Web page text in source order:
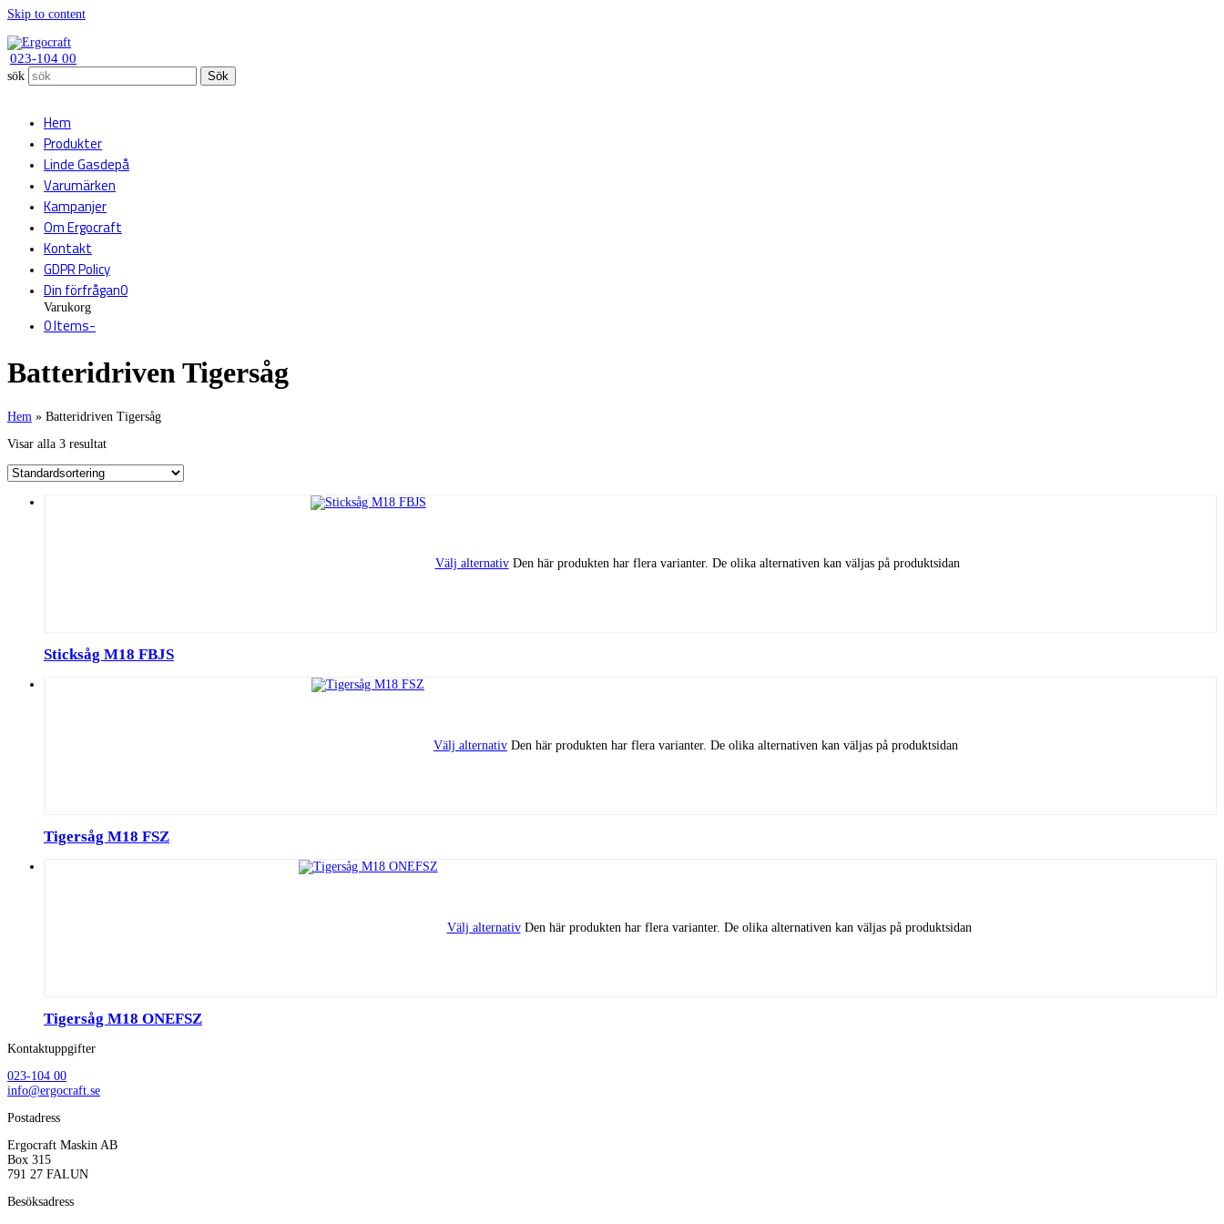
Skip to content
023-104 00
sök Sök
Hem
Produkter
Linde Gasdepå
Varumärken
Kampanjer
Om Ergocraft
Kontakt
GDPR Policy
Din förfrågan0
Varukorg
0 Items-
Batteridriven Tigersåg
Hem » Batteridriven Tigersåg
Visar alla 3 resultat
Välj alternativ Den här produkten har flera varianter. De olika alternativen kan väljas på produktsidan
Sticksåg M18 FBJS
Välj alternativ Den här produkten har flera varianter. De olika alternativen kan väljas på produktsidan
Tigersåg M18 FSZ
Välj alternativ Den här produkten har flera varianter. De olika alternativen kan väljas på produktsidan
Tigersåg M18 ONEFSZ
Kontaktuppgifter
023-104 00
info@ergocraft.se
Postadress
Ergocraft Maskin AB
Box 315
791 27 FALUN
Besöksadress